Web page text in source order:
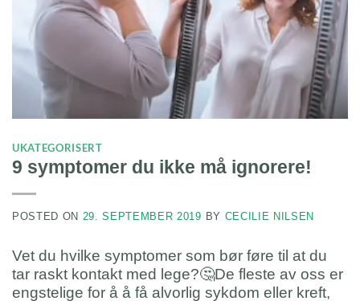
UKATEGORISERT
9 symptomer du ikke må ignorere!
POSTED ON 29. SEPTEMBER 2019 BY CECILIE NILSEN
Vet du hvilke symptomer som bør føre til at du
tar raskt kontakt med lege?🤔De fleste av oss er
engstelige for å å få alvorlig sykdom eller kreft,